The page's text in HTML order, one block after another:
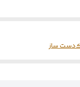
دست ساز